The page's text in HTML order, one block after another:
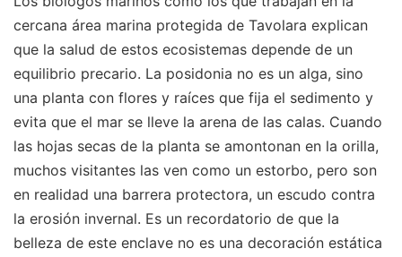
cercana área marina protegida de Tavolara explican
que la salud de estos ecosistemas depende de un
equilibrio precario. La posidonia no es un alga, sino
una planta con flores y raíces que fija el sedimento y
evita que el mar se lleve la arena de las calas. Cuando
las hojas secas de la planta se amontonan en la orilla,
muchos visitantes las ven como un estorbo, pero son
en realidad una barrera protectora, un escudo contra
la erosión invernal. Es un recordatorio de que la
belleza de este enclave no es una decoración estática